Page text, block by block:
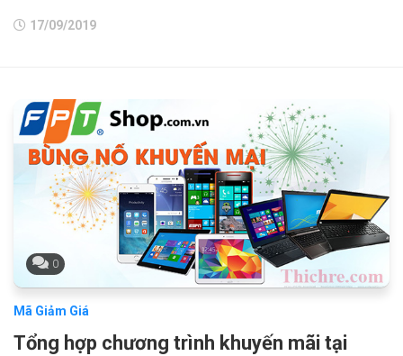
17/09/2019
0
Mã Giảm Giá
Tổng hợp chương trình khuyến mãi tại